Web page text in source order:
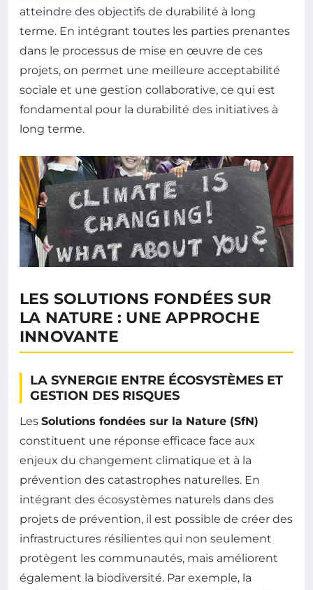
atteindre des objectifs de durabilité à long
terme. En intégrant toutes les parties prenantes
dans le processus de mise en œuvre de ces
projets, on permet une meilleure acceptabilité
sociale et une gestion collaborative, ce qui est
fondamental pour la durabilité des initiatives à
long terme.
LES SOLUTIONS FONDÉES SUR
LA NATURE : UNE APPROCHE
INNOVANTE
LA SYNERGIE ENTRE ÉCOSYSTÈMES ET
GESTION DES RISQUES
Les Solutions fondées sur la Nature (SfN)
constituent une réponse efficace face aux
enjeux du changement climatique et à la
prévention des catastrophes naturelles. En
intégrant des écosystèmes naturels dans des
projets de prévention, il est possible de créer des
infrastructures résilientes qui non seulement
protègent les communautés, mais améliorent
également la biodiversité. Par exemple, la